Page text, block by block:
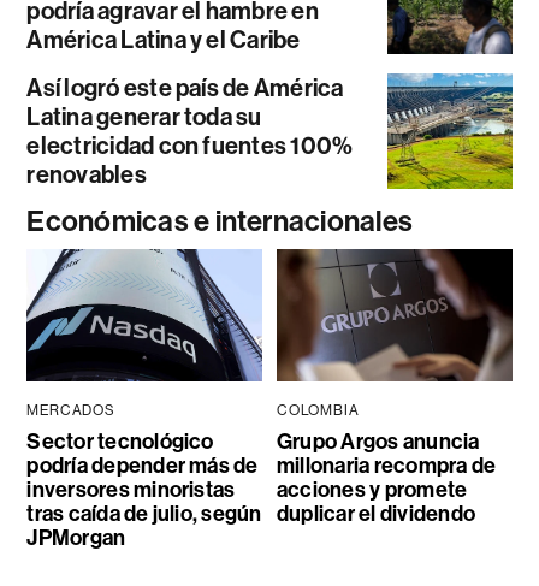
podría agravar el hambre en
América Latina y el Caribe
Así logró este país de América
Latina generar toda su
electricidad con fuentes 100%
renovables
Económicas e internacionales
MERCADOS
Sector tecnológico
podría depender más de
inversores minoristas
tras caída de julio, según
JPMorgan
COLOMBIA
Grupo Argos anuncia
millonaria recompra de
acciones y promete
duplicar el dividendo